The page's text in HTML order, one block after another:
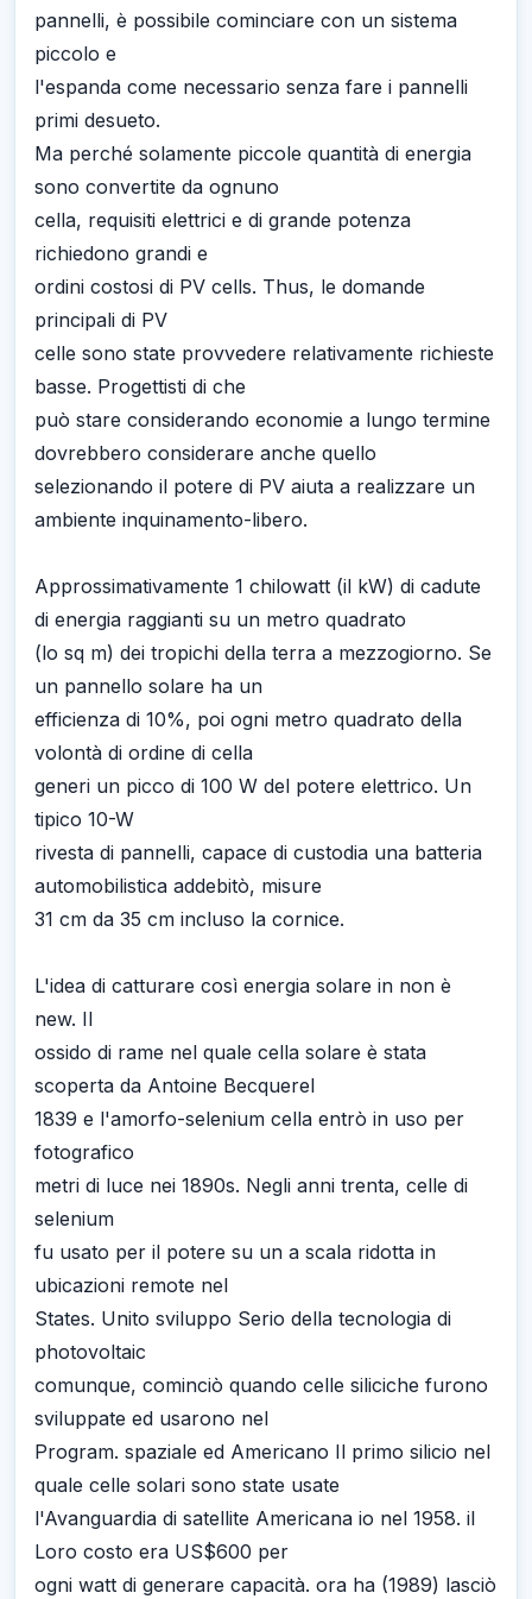
pannelli, è possibile cominciare con un sistema
piccolo e
l'espanda come necessario senza fare i pannelli
primi desueto.
Ma perché solamente piccole quantità di energia
sono convertite da ognuno
cella, requisiti elettrici e di grande potenza
richiedono grandi e
ordini costosi di PV cells. Thus, le domande
principali di PV
celle sono state provvedere relativamente richieste
basse. Progettisti di che
può stare considerando economie a lungo termine
dovrebbero considerare anche quello
selezionando il potere di PV aiuta a realizzare un
ambiente inquinamento-libero.
Approssimativamente 1 chilowatt (il kW) di cadute
di energia raggianti su un metro quadrato
(lo sq m) dei tropichi della terra a mezzogiorno. Se
un pannello solare ha un
efficienza di 10%, poi ogni metro quadrato della
volontà di ordine di cella
generi un picco di 100 W del potere elettrico. Un
tipico 10-W
rivesta di pannelli, capace di custodia una batteria
automobilistica addebitò, misure
31 cm da 35 cm incluso la cornice.
L'idea di catturare così energia solare in non è
new. Il
ossido di rame nel quale cella solare è stata
scoperta da Antoine Becquerel
1839 e l'amorfo-selenium cella entrò in uso per
fotografico
metri di luce nei 1890s. Negli anni trenta, celle di
selenium
fu usato per il potere su un a scala ridotta in
ubicazioni remote nel
States. Unito sviluppo Serio della tecnologia di
photovoltaic
comunque, cominciò quando celle siliciche furono
sviluppate ed usarono nel
Program. spaziale ed Americano Il primo silicio nel
quale celle solari sono state usate
l'Avanguardia di satellite Americana io nel 1958. il
Loro costo era US$600 per
ogni watt di generare capacità. ora ha (1989) lasciò